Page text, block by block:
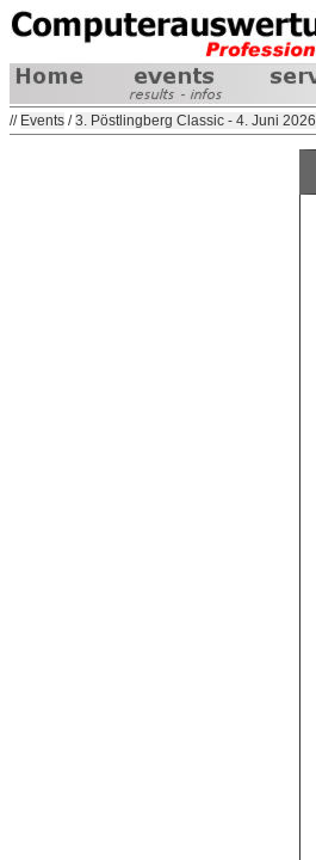
// Events /3. Pöstlingberg Classic - 4. Juni 2026